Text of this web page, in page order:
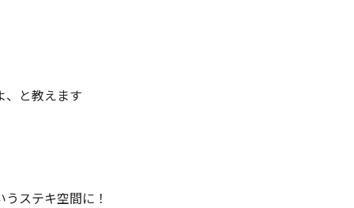
、と教えます
ステキ空間に！